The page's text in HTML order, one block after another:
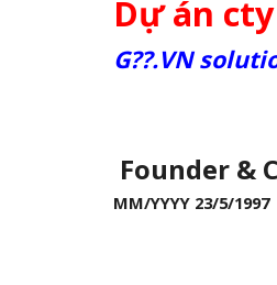
Dự án
G??.VN
Founder &
MM/YYYY 23/5/1997